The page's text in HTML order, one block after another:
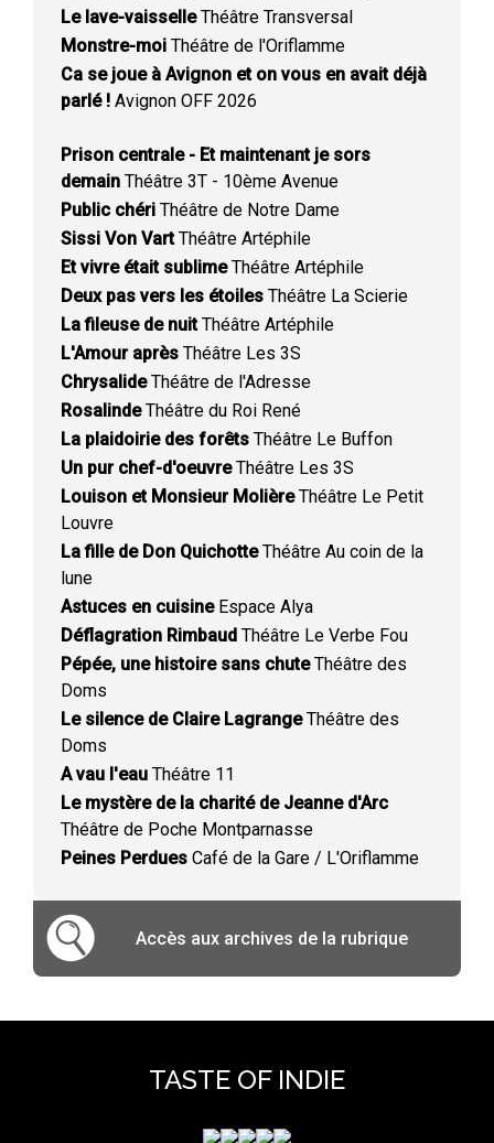
Le lave-vaisselleThéâtre Transversal
Monstre-moi Théâtre de l'Oriflamme
Ca se joue à Avignon et on vous en avait déjà
parlé ! Avignon OFF 2026
Prison centrale - Et maintenant je sors
demain Théâtre 3T - 10ème Avenue
Public chéri Théâtre de Notre Dame
Sissi Von VartThéâtre Artéphile
Et vivre était sublimeThéâtre Artéphile
Deux pas vers les étoiles Théâtre La Scierie
La fileuse de nuitThéâtre Artéphile
L'Amour après Théâtre Les 3S
ChrysalideThéâtre de l'Adresse
RosalindeThéâtre du Roi René
La plaidoirie des forêts Théâtre Le Buffon
Un pur chef-d'oeuvreThéâtre Les 3S
Louison et Monsieur MolièreThéâtre Le Petit
Louvre
La fille de Don QuichotteThéâtre Au coin de la
lune
Astuces en cuisineEspace Alya
Déflagration Rimbaud Théâtre Le Verbe Fou
Pépée, une histoire sans chuteThéâtre des
Doms
Le silence de Claire LagrangeThéâtre des
Doms
A vau l'eau Théâtre 11
Le mystère de la charité de Jeanne d'Arc
Théâtre de Poche Montparnasse
Peines Perdues Café de la Gare / L'Oriflamme
Accès aux archives de la rubrique
TASTE OF INDIE